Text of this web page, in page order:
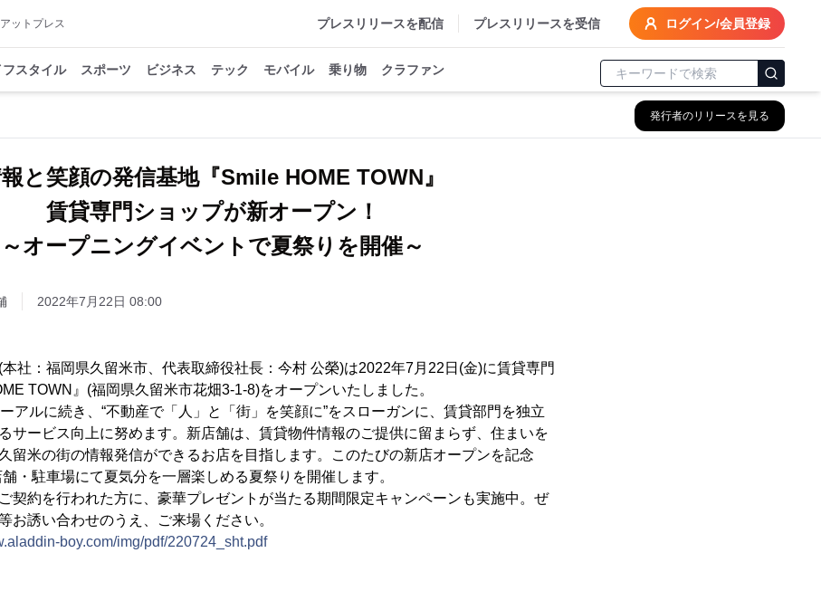
ットプレス プレスリリースを配信 プレスリリースを受信 ログイン/会員登録
フスタイル スポーツ ビジネス テック モバイル 乗り物 クラファン
発行者のリリースを見る
と笑顔の発信基地『Smile HOME TOWN』
賃貸専門ショップが新オープン！
～オープニングイベントで夏祭りを開催～
2022年7月22日 08:00
社：福岡県久留米市、代表取締役社長：今村 公榮)は2022年7月22日(金)に賃貸専門
TOWN』(福岡県久留米市花畑3-1-8)をオープンいたしました。
アルに続き、“不動産で「人」と「街」を笑顔に”をスローガンに、賃貸部門を独立
サービス向上に努めます。新店舗は、賃貸物件情報のご提供に留まらず、住まいを
留米の街の情報発信ができるお店を目指します。このたびの新店オープンを記念
・駐車場にて夏気分を一層楽しめる夏祭りを開催します。
契約を行われた方に、豪華プレゼントが当たる期間限定キャンペーンも実施中。ぜ
お誘い合わせのうえ、ご来場ください。
boy.com/img/pdf/220724_sht.pdf